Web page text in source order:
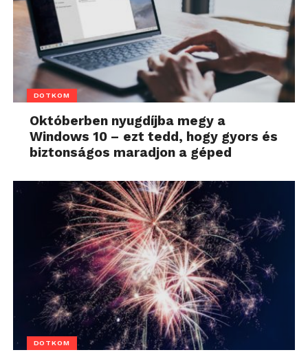
DOTKOM
Októberben nyugdíjba megy a
Windows 10 – ezt tedd, hogy gyors és
biztonságos maradjon a géped
DOTKOM